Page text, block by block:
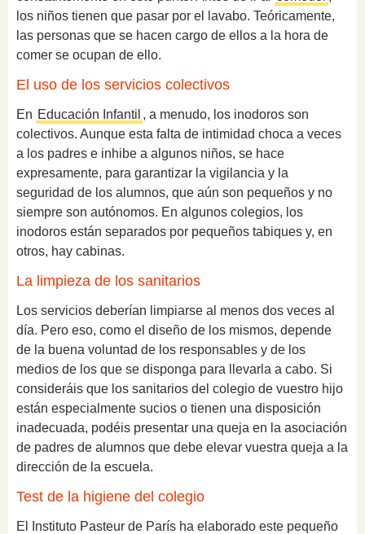
los niños tienen que pasar por el lavabo. Teóricamente,
las personas que se hacen cargo de ellos a la hora de
comer se ocupan de ello.
El uso de los servicios colectivos
En Educación Infantil , a menudo, los inodoros son
colectivos. Aunque esta falta de intimidad choca a veces
a los padres e inhibe a algunos niños, se hace
expresamente, para garantizar la vigilancia y la
seguridad de los alumnos, que aún son pequeños y no
siempre son autónomos. En algunos colegios, los
inodoros están separados por pequeños tabiques y, en
otros, hay cabinas.
La limpieza de los sanitarios
Los servicios deberían limpiarse al menos dos veces al
día. Pero eso, como el diseño de los mismos, depende
de la buena voluntad de los responsables y de los
medios de los que se disponga para llevarla a cabo. Si
consideráis que los sanitarios del colegio de vuestro hijo
están especialmente sucios o tienen una disposición
inadecuada, podéis presentar una queja en la asociación
de padres de alumnos que debe elevar vuestra queja a la
dirección de la escuela.
Test de la higiene del colegio
El Instituto Pasteur de París ha elaborado este pequeño